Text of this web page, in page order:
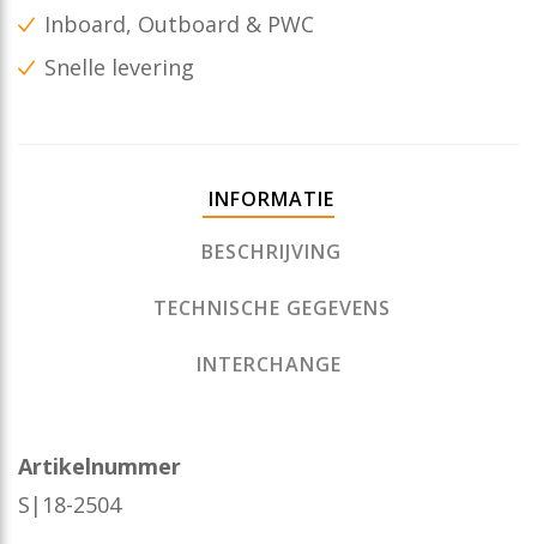
Inboard, Outboard & PWC
Snelle levering
INFORMATIE
BESCHRIJVING
TECHNISCHE GEGEVENS
INTERCHANGE
Artikelnummer
S|18-2504